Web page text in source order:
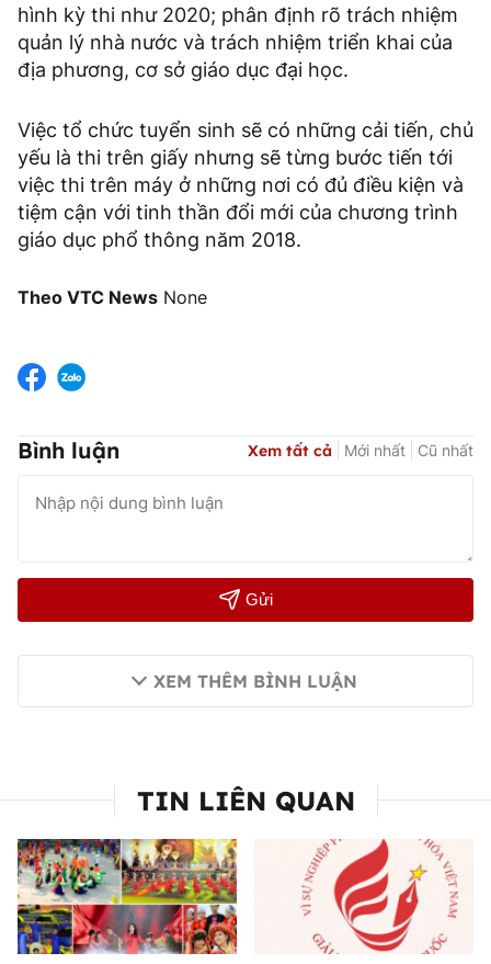
hình kỳ thi như 2020; phân định rõ trách nhiệm
quản lý nhà nước và trách nhiệm triển khai của
địa phương, cơ sở giáo dục đại học.
Việc tổ chức tuyển sinh sẽ có những cải tiến, chủ
yếu là thi trên giấy nhưng sẽ từng bước tiến tới
việc thi trên máy ở những nơi có đủ điều kiện và
tiệm cận với tinh thần đổi mới của chương trình
giáo dục phổ thông năm 2018.
Theo VTC News None
Bình luận Xem tất cả Mới nhất Cũ nhất
Gửi
XEM THÊM BÌNH LUẬN
TIN LIÊN QUAN